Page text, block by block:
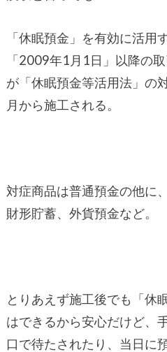
「休眠預金」を有効に活用
「2009年1月1日」以降の
が「休眠預金等活用法」の
月から施工される。
対症商品は普通預金の他に
財形貯蓄、外貨預金など。
とりあえず施工後でも「休
はできるから安心だけど、
口で待たされたり、当日に